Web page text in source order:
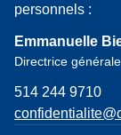
personnels :
Emmanuelle
Directrice
514 244 9710